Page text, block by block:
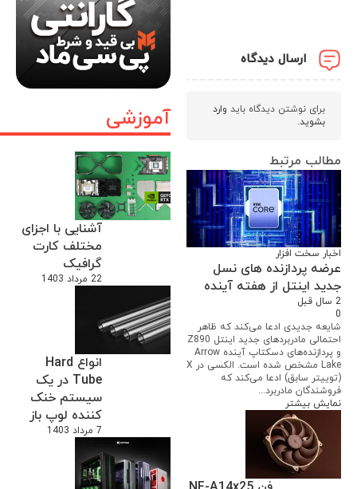
آموزشی
آشنایی با اجزای
مختلف کارت
گرافیک
22 مرداد 1403
انواع Hard
Tube در یک
سیستم خنک
کننده لوپ باز
7 مرداد 1403
ارسال دیدگاه
برای نوشتن دیدگاه باید وارد
بشوید.
مطالب مرتبط
اخبار سخت افزار
عرضه پردازنده های نسل
جدید اینتل از هفته آینده
2 سال قبل
0
شایعه جدیدی ادعا می‌کند که ظاهر
احتمالی مادربردهای جدید اینتل Z890
و پردازنده‌های دسکتاپ آینده Arrow
Lake مشخص شده است. الکسی در X
(توییتر سابق) ادعا می‌کند که
فروشندگان مادربرد...
نمایش بیشتر